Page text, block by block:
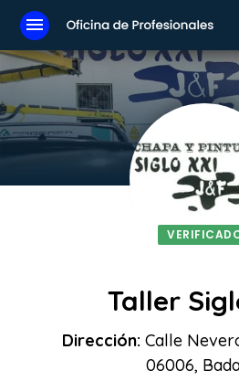
menu
Taller
Dirección: Calle
06006,